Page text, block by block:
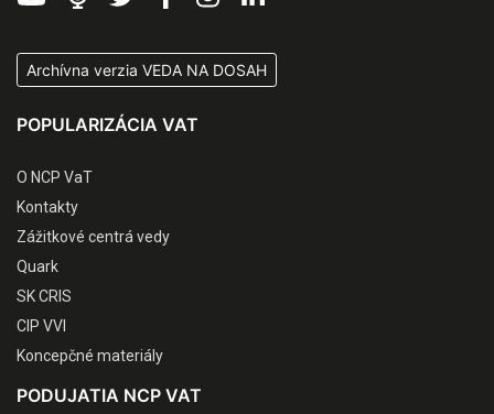
Archívna verzia VEDA NA DOSAH
POPULARIZÁCIA VAT
O NCP VaT
Kontakty
Zážitkové centrá vedy
Quark
SK CRIS
CIP VVI
Koncepčné materiály
PODUJATIA NCP VAT